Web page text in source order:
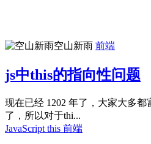
空山新雨⁣ 前端
js中this的指向性问题
现在已经 1202 年了，大家大多
了，所以对于thi...
JavaScript this 前端